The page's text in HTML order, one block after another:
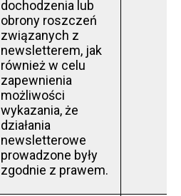
dochodzenia lub
obrony roszczeń
związanych z
newsletterem, jak
również w celu
zapewnienia
możliwości
wykazania, że
działania
newsletterowe
prowadzone były
zgodnie z prawem.